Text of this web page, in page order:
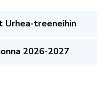
treeneihin
2026-2027